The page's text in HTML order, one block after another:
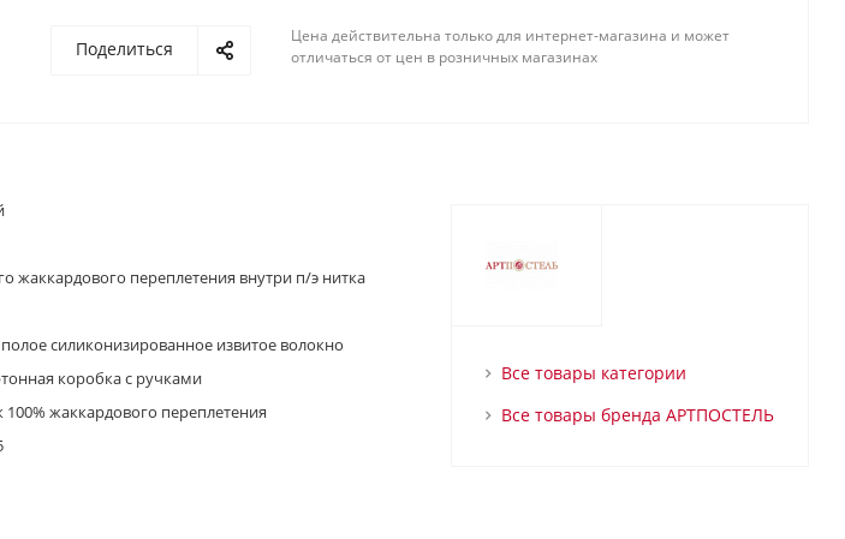
Поделиться
Цена действительна только для интернет-магазина и может
отличаться от цен в розничных магазинах
жаккардового переплетения внутри п/э нитка
силиконизированное извитое волокно
коробка с ручками
100% жаккардового переплетения
Все товары категории
Все товары бренда АРТПОСТЕЛЬ